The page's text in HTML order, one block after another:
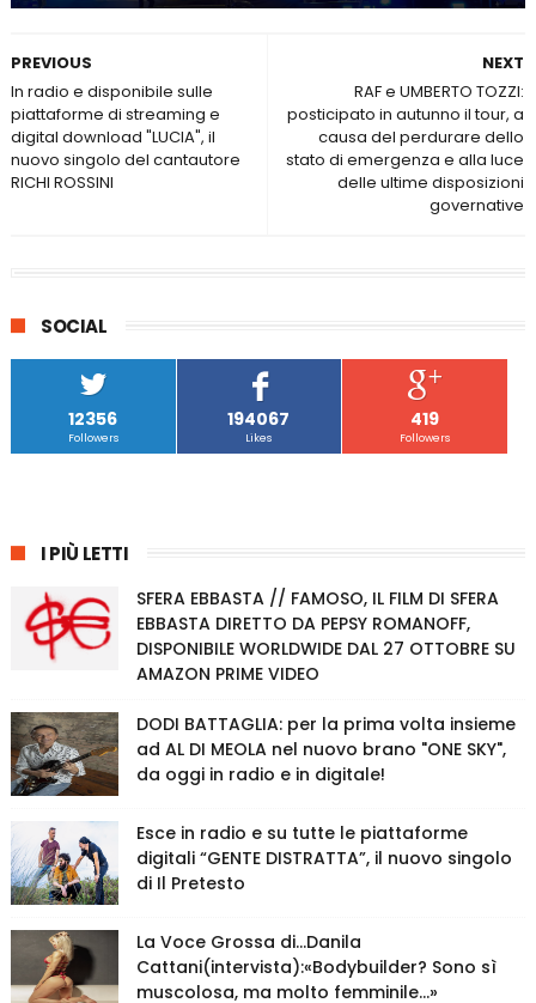
NEXT
RAF e UMBERTO TOZZI:
posticipato in autunno il tour, a
causa del perdurare dello
stato di emergenza e alla luce
delle ultime disposizioni
governative
PREVIOUS
In radio e disponibile sulle
piattaforme di streaming e
digital download "LUCIA", il
nuovo singolo del cantautore
RICHI ROSSINI
SOCIAL
12356
Followers
194067
Likes
419
Followers
I PIÙ LETTI
SFERA EBBASTA // FAMOSO, IL FILM DI SFERA
EBBASTA DIRETTO DA PEPSY ROMANOFF,
DISPONIBILE WORLDWIDE DAL 27 OTTOBRE SU
AMAZON PRIME VIDEO
DODI BATTAGLIA: per la prima volta insieme
ad AL DI MEOLA nel nuovo brano "ONE SKY",
da oggi in radio e in digitale!
Esce in radio e su tutte le piattaforme
digitali “GENTE DISTRATTA”, il nuovo singolo
di Il Pretesto
La Voce Grossa di…Danila
Cattani(intervista):«Bodybuilder? Sono sì
muscolosa, ma molto femminile…»